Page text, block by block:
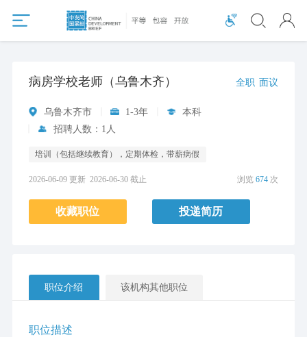
病房学校老师（乌鲁木齐） 全职 面议
乌鲁木齐市 1-3年
本科
招聘人数：1人
培训（包括继续教育），定期体检，带薪病假
2026-06-09 更新 2026-06-30 截止 浏览674 次
收藏职位 投递简历
职位介绍 该机构其他职位
职位描述